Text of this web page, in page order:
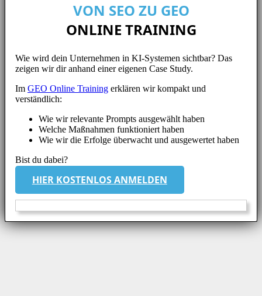
VON SEO ZU GEO
ONLINE TRAINING
Wie wird dein Unternehmen in KI-Systemen sichtbar? Das
zeigen wir dir anhand einer eigenen Case Study.
Im GEO Online Training erklären wir kompakt und
verständlich:
Wie wir relevante Prompts ausgewählt haben
Welche Maßnahmen funktioniert haben
Wie wir die Erfolge überwacht und ausgewertet haben
Bist du dabei?
HIER KOSTENLOS ANMELDEN